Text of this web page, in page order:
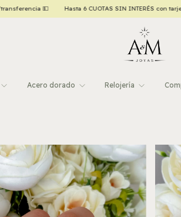
INTERÉS con tarjetas de crédito 💳 ¡ENVÍO GRATIS
Acero dorado Relojería